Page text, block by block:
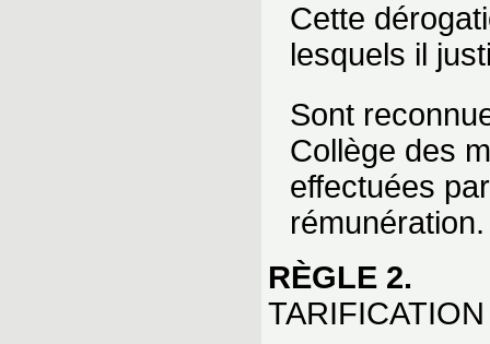
Cette
lesquels il
Sont
Collège des
effectuées
rémunération.
RÈGLE 2.